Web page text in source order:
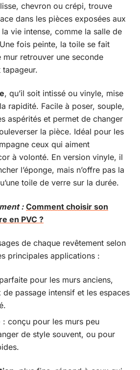
chevron ou crépi, trouve
dans les pièces exposées aux
vie intense, comme la salle de
fois peinte, la toile se fait
mur retrouver une seconde
tapageur.
, qu’il soit intissé ou vinyle, mise
rapidité. Facile à poser, souple,
aspérités et permet de changer
la pièce. Idéal pour les
ceux qui aiment
à volonté. En version vinyle, il
l’éponge, mais n’offre pas la
toile de verre sur la durée.
: Comment choisir son
en PVC ?
de chaque revêtement selon
principales applications :
pour les murs anciens,
de passage intensif et les espaces
: conçu pour les murs peu
de style souvent, ou pour